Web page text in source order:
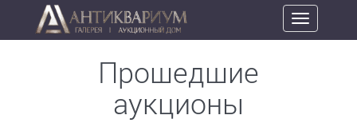
Toggle
navigation
Прошедшие
аукционы